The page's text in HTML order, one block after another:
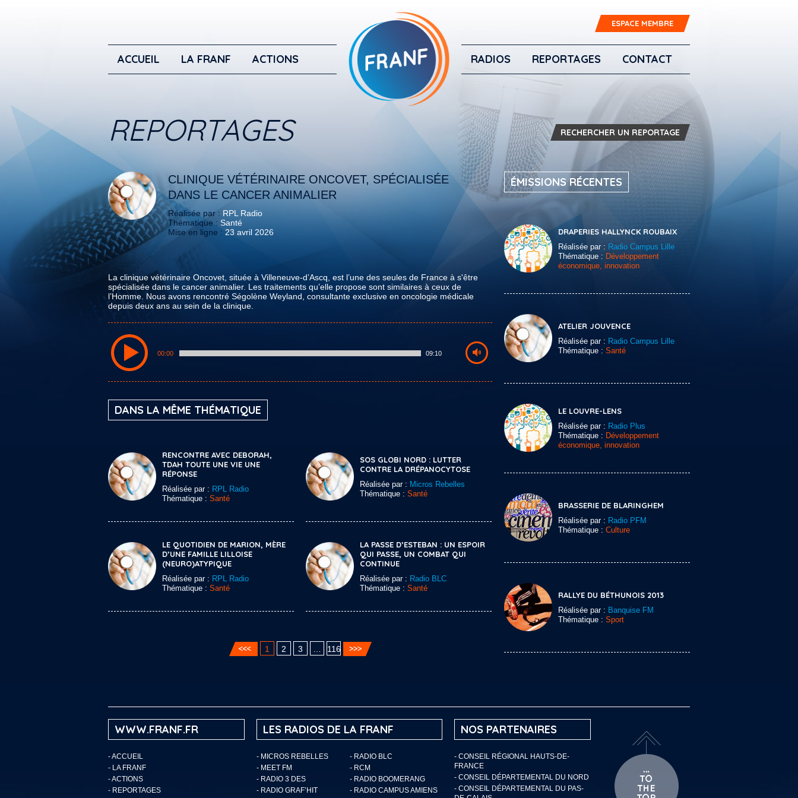
ESPACE MEMBRE
ACCUEIL LA FRANF ACTIONS RADIOS REPORTAGES CONTACT
REPORTAGES RECHERCHER UN REPORTAGE
CLINIQUE VÉTÉRINAIRE ONCOVET, SPÉCIALISÉE
DANS LE CANCER ANIMALIER
Réalisée par : RPL Radio
Thématique : Santé
Mise en ligne : 23 avril 2026
La clinique vétérinaire Oncovet, située à Villeneuve-d’Ascq, est l’une des seules de France à s'être
spécialisée dans le cancer animalier. Les traitements qu’elle propose sont similaires à ceux de
l’Homme. Nous avons rencontré Ségolène Weyland, consultante exclusive en oncologie médicale
depuis deux ans au sein de la clinique.
00:00 09:10
DANS LA MÊME THÉMATIQUE
RENCONTRE AVEC DEBORAH,
TDAH TOUTE UNE VIE UNE
RÉPONSE
Réalisée par : RPL Radio
Thématique : Santé
SOS GLOBI NORD : LUTTER
CONTRE LA DRÉPANOCYTOSE
Réalisée par : Micros Rebelles
Thématique : Santé
LE QUOTIDIEN DE MARION, MÈRE
D’UNE FAMILLE LILLOISE
(NEURO)ATYPIQUE
Réalisée par : RPL Radio
Thématique : Santé
LA PASSE D’ESTEBAN : UN ESPOIR
QUI PASSE, UN COMBAT QUI
CONTINUE
Réalisée par : Radio BLC
Thématique : Santé
1 2 3 116
ÉMISSIONS RÉCENTES
DRAPERIES HALLYNCK ROUBAIX
Réalisée par : Radio Campus Lille
Thématique : Développement
économique, innovation
ATELIER JOUVENCE
Réalisée par : Radio Campus Lille
Thématique : Santé
LE LOUVRE-LENS
Réalisée par : Radio Plus
Thématique : Développement
économique, innovation
BRASSERIE DE BLARINGHEM
Réalisée par : Radio PFM
Thématique : Culture
RALLYE DU BÉTHUNOIS 2013
Réalisée par : Banquise FM
Thématique : Sport
WWW.FRANF.FR
-ACCUEIL
- LA FRANF
-ACTIONS
- REPORTAGES
LES RADIOS DE LA FRANF
- MICROS REBELLES
- RADIO BLC
- MEET FM
- RCM
- RADIO 3 DES
- RADIO BOOMERANG
- RADIO GRAF’HIT
- RADIO CAMPUS AMIENS
NOS PARTENAIRES
- CONSEIL RÉGIONAL HAUTS-DE-
FRANCE
- CONSEIL DÉPARTEMENTAL DU NORD
- CONSEIL DÉPARTEMENTAL DU PAS-